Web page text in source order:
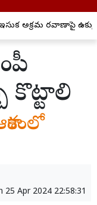
అక్రమ రవాణాపై
కొట్టాలి
25 Apr 2024 22:58:31